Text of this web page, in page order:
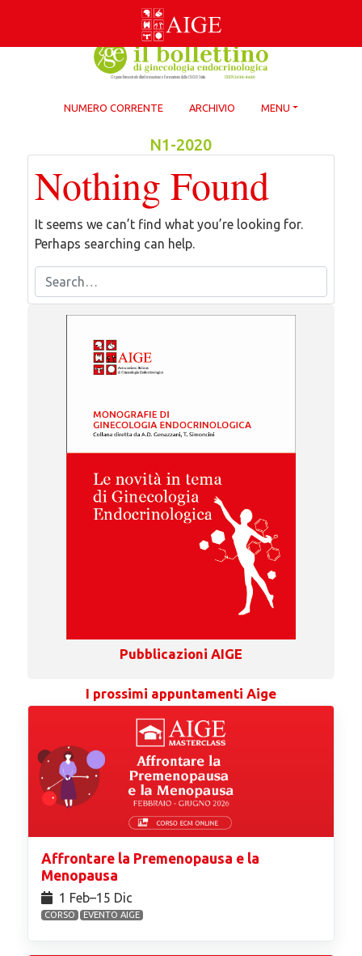
NUMERO CORRENTE ARCHIVIO MENU
N1-2020
Nothing Found
It seems we can’t find what you’re looking for.
Perhaps searching can help.
Pubblicazioni AIGE
I prossimi appuntamenti Aige
Affrontare la Premenopausa e la
Menopausa
1 Feb⁠–15 Dic
CORSO EVENTO AIGE